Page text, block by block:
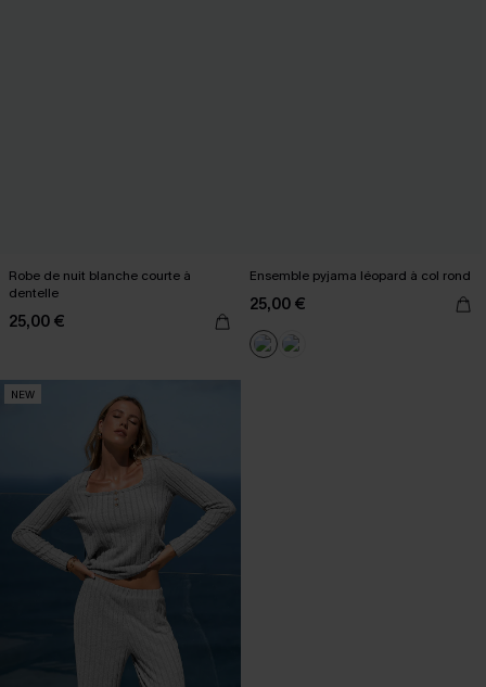
Robe de nuit blanche courte à
dentelle
25,00 €
Ensemble pyjama léopard à col rond
25,00 €
NEW